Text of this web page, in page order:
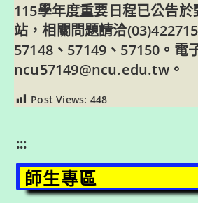
115學年度重要日程已公告於
站，相關問題請洽
57148、57149、57150。電
ncu57149@ncu.edu.tw。
Post Views: 448
:::
師生專區